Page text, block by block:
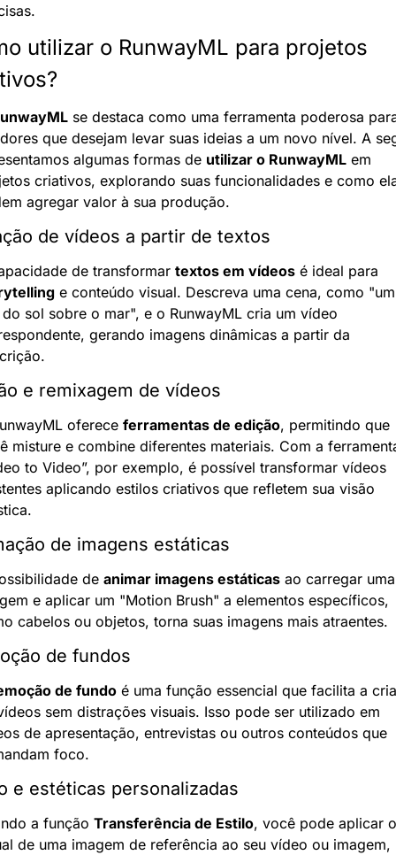
utilizar o RunwayML para projetos
se destaca como uma ferramenta poderosa
que desejam levar suas ideias a um novo nível. A
algumas formas de utilizar o RunwayML em
criativos, explorando suas funcionalidades e como
agregar valor à sua produção.
de vídeos a partir de textos
de transformar textos em vídeos
e conteúdo visual. Descreva uma cena, como "um
sol sobre o mar", e o RunwayML cria um vídeo
gerando imagens dinâmicas a partir da
e remixagem de vídeos
oferece ferramentas de edição, permitindo que
misture e combine diferentes materiais. Com a
to Video”, por exemplo, é possível transformar vídeos
aplicando estilos criativos que refletem sua visão
de imagens estáticas
de animar imagens estáticas ao carregar uma
e aplicar um "Motion Brush" a elementos específicos,
cabelos ou objetos, torna suas imagens mais atraentes.
de fundos
de fundo é uma função essencial que facilita a
sem distrações visuais. Isso pode ser utilizado em
de apresentação, entrevistas ou outros conteúdos que
foco.
e estéticas personalizadas
a função Transferência de Estilo, você pode aplicar o
de uma imagem de referência ao seu vídeo ou imagem,